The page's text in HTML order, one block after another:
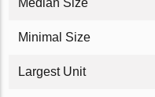
Median Size
Minimal Size
Largest Unit